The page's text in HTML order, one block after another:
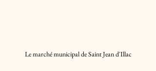
Le marché municipal de Saint Jean d'Illac